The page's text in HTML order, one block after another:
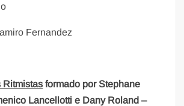
Fernandez
Ritmistas formado por Stephane
Lancellotti e Dany Roland –